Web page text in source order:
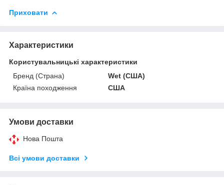
Приховати
Характеристики
Користувальницькі характеристики
Бренд (Страна)
Wet (США)
Країна походження
США
Умови доставки
Нова Пошта
Всі умови доставки